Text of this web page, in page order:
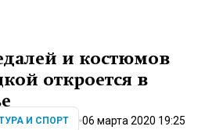
и костюмов
откроется в
И СПОРТ 06 марта 2020 19:25